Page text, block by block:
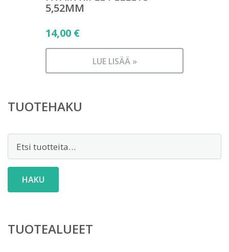
5,52MM
14,00 €
LUE LISÄÄ »
TUOTEHAKU
HAKU
TUOTEALUEET